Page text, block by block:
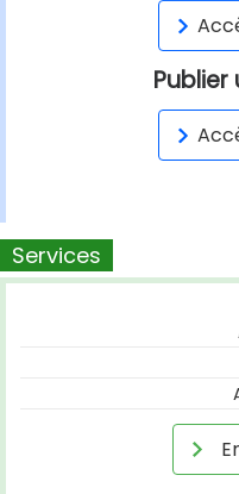
Services